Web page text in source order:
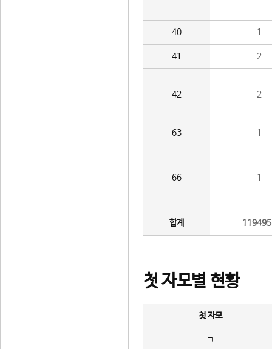
40 1
41 2
42 2
63 1
66 1
합계
첫 자모별 현황
첫 자모
ㄱ